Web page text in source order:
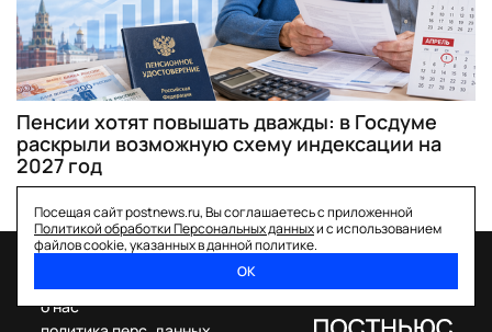
Пенсии хотят повышать дважды: в Госдуме
раскрыли возможную схему индексации на
2027 год
Посещая сайт postnews.ru, Вы соглашаетесь с приложенной
Политикой обработки Персональных данныхи с использованием
файлов cookie, указанных в данной политике.
ОК
о нас